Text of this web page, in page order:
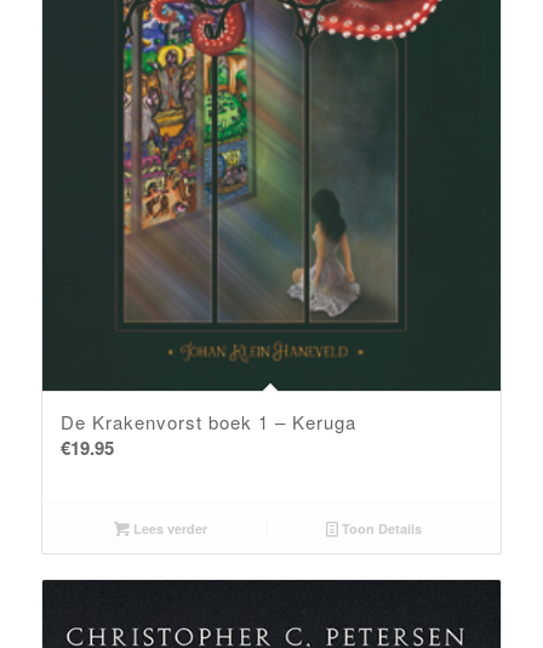
De Krakenvorst boek 1 – Keruga
€19.95
Lees verder Toon Details